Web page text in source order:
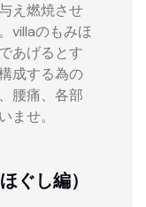
え燃焼させ
villaのもみほ
あげるとす
成する為の
腰痛、各部
ませ。
ぐし編）